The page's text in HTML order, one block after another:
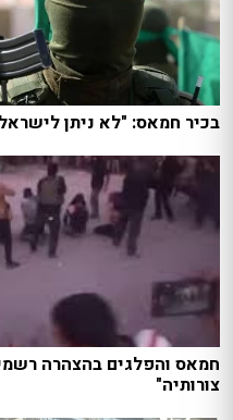
בכיר חמאס: "לא ניתן
חמאס והפלגים בהצהרה
צורותיה"